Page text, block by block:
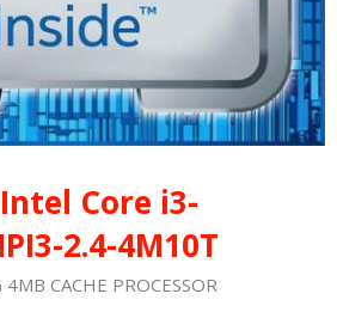
Core i3-
2.4-4M10T
CACHE PROCESSOR